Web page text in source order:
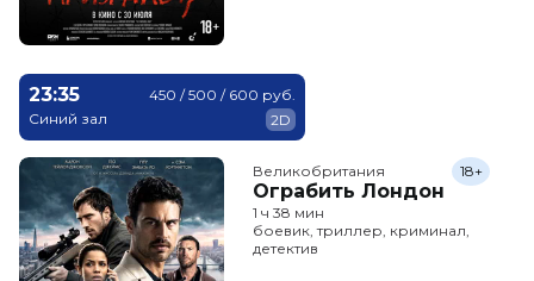
23:35
Синий зал
450 / 500 / 600 руб.
2D
Великобритания
Ограбить Лондон
18+
1 ч 38 мин
боевик, триллер, криминал,
детектив